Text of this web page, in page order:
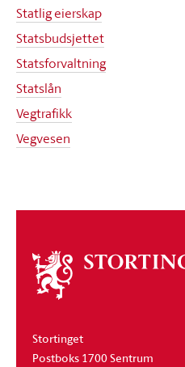
Statlig eierskap
Statsbudsjettet
Statsforvaltning
Statslån
Vegtrafikk
Vegvesen
Om
stortinget
Stortinget
Postboks 1700 Sentrum